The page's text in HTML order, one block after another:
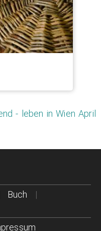
- leben in Wien April
Buch